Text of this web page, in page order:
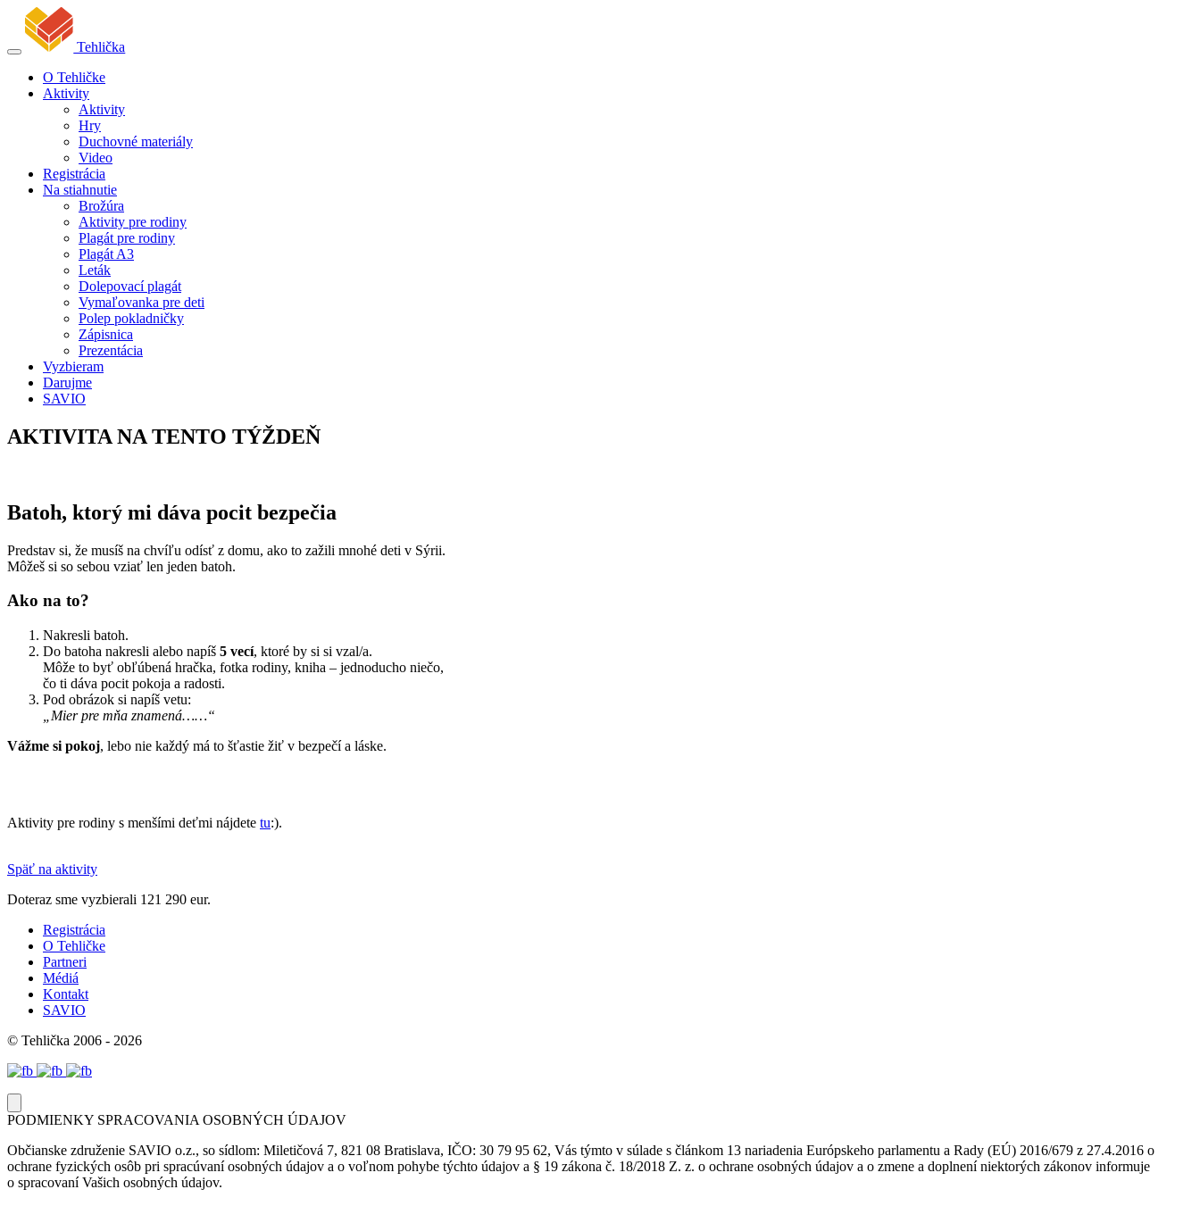
Tehlička
O Tehličke
Aktivity
Aktivity
Hry
Duchovné materiály
Video
Registrácia
Na stiahnutie
Brožúra
Aktivity pre rodiny
Plagát pre rodiny
Plagát A3
Leták
Dolepovací plagát
Vymaľovanka pre deti
Polep pokladničky
Zápisnica
Prezentácia
Vyzbieram
Darujme
SAVIO
AKTIVITA NA TENTO TÝŽDEŇ
Batoh, ktorý mi dáva pocit bezpečia
Predstav si, že musíš na chvíľu odísť z domu, ako to zažili mnohé deti v Sýrii.
Môžeš si so sebou vziať len jeden batoh.
Ako na to?
Nakresli batoh.
Do batoha nakresli alebo napíš 5 vecí, ktoré by si si vzal/a.
Môže to byť obľúbená hračka, fotka rodiny, kniha – jednoducho niečo,
čo ti dáva pocit pokoja a radosti.
Pod obrázok si napíš vetu:
„Mier pre mňa znamená……“
Vážme si pokoj, lebo nie každý má to šťastie žiť v bezpečí a láske.
Aktivity pre rodiny s menšími deťmi nájdete tu:).
Späť na aktivity
Doteraz sme vyzbierali 121 290 eur.
Registrácia
O Tehličke
Partneri
Médiá
Kontakt
SAVIO
© Tehlička 2006 - 2026
PODMIENKY SPRACOVANIA OSOBNÝCH ÚDAJOV
Občianske združenie SAVIO o.z., so sídlom: Miletičová 7, 821 08 Bratislava, IČO: 30 79 95 62, Vás týmto v súlade s článkom 13 nariadenia Európskeho parlamentu a Rady (EÚ) 2016/679 z 27.4.2016 o
ochrane fyzických osôb pri spracúvaní osobných údajov a o voľnom pohybe týchto údajov a § 19 zákona č. 18/2018 Z. z. o ochrane osobných údajov a o zmene a doplnení niektorých zákonov informuje
o spracovaní Vašich osobných údajov.